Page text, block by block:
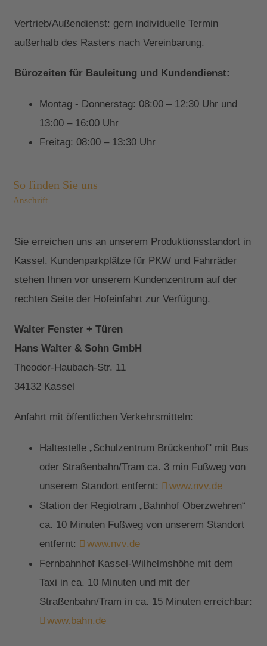
Vertrieb/Außendienst: gern individuelle Termin
außerhalb des Rasters nach Vereinbarung.
Bürozeiten für Bauleitung und Kundendienst:
Montag - Donnerstag: 08:00 – 12:30 Uhr und
13:00 – 16:00 Uhr
Freitag: 08:00 – 13:30 Uhr
So finden Sie uns
Anschrift
Sie erreichen uns an unserem Produktionsstandort in
Kassel. Kundenparkplätze für PKW und Fahrräder
stehen Ihnen vor unserem Kundenzentrum auf der
rechten Seite der Hofeinfahrt zur Verfügung.
Walter Fenster + Türen
Hans Walter & Sohn GmbH
Theodor-Haubach-Str. 11
34132 Kassel
Anfahrt mit öffentlichen Verkehrsmitteln:
Haltestelle „Schulzentrum Brückenhof" mit Bus
oder Straßenbahn/Tram ca. 3 min Fußweg von
unserem Standort entfernt:
www.nvv.de
Station der Regiotram „Bahnhof Oberzwehren“
ca. 10 Minuten Fußweg von unserem Standort
entfernt:
www.nvv.de
Fernbahnhof Kassel-Wilhelmshöhe mit dem
Taxi in ca. 10 Minuten und mit der
Straßenbahn/Tram in ca. 15 Minuten erreichbar:
www.bahn.de